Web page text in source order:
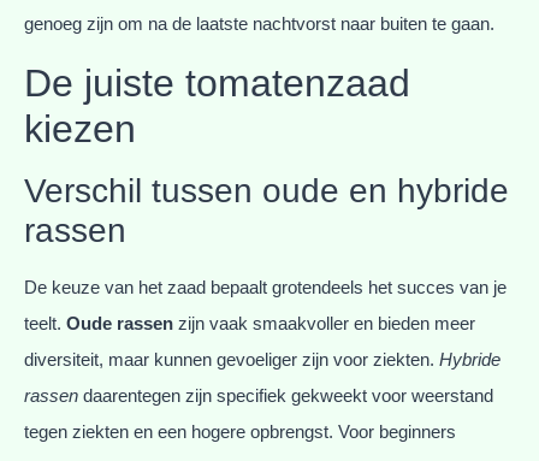
genoeg zijn om na de laatste nachtvorst naar buiten te gaan.
De juiste tomatenzaad
kiezen
Verschil tussen oude en hybride
rassen
De keuze van het zaad bepaalt grotendeels het succes van je
teelt. Oude rassen zijn vaak smaakvoller en bieden meer
diversiteit, maar kunnen gevoeliger zijn voor ziekten. Hybride
rassen daarentegen zijn specifiek gekweekt voor weerstand
tegen ziekten en een hogere opbrengst. Voor beginners